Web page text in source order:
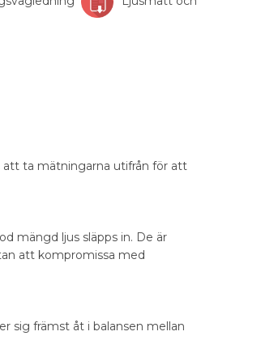
att ta mätningarna utifrån för att
mängd ljus släpps in. De är
att kompromissa med
sig främst åt i balansen mellan